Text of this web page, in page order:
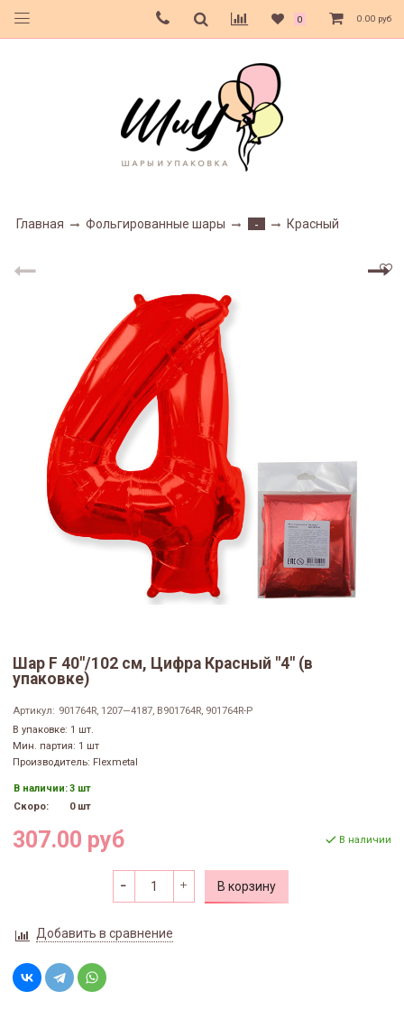
0 0.00 руб
Главная Фольгированные шары - Красный
Шар F 40"/102 см, Цифра Красный "4" (в
упаковке)
Артикул: 901764R, 1207—4187, B901764R, 901764R-P
В упаковке: 1 шт.
Мин. партия: 1 шт
Производитель: Flexmetal
В наличии:3 шт
Скоро:
0 шт
307.00 руб В наличии
В корзину
Добавить в сравнение